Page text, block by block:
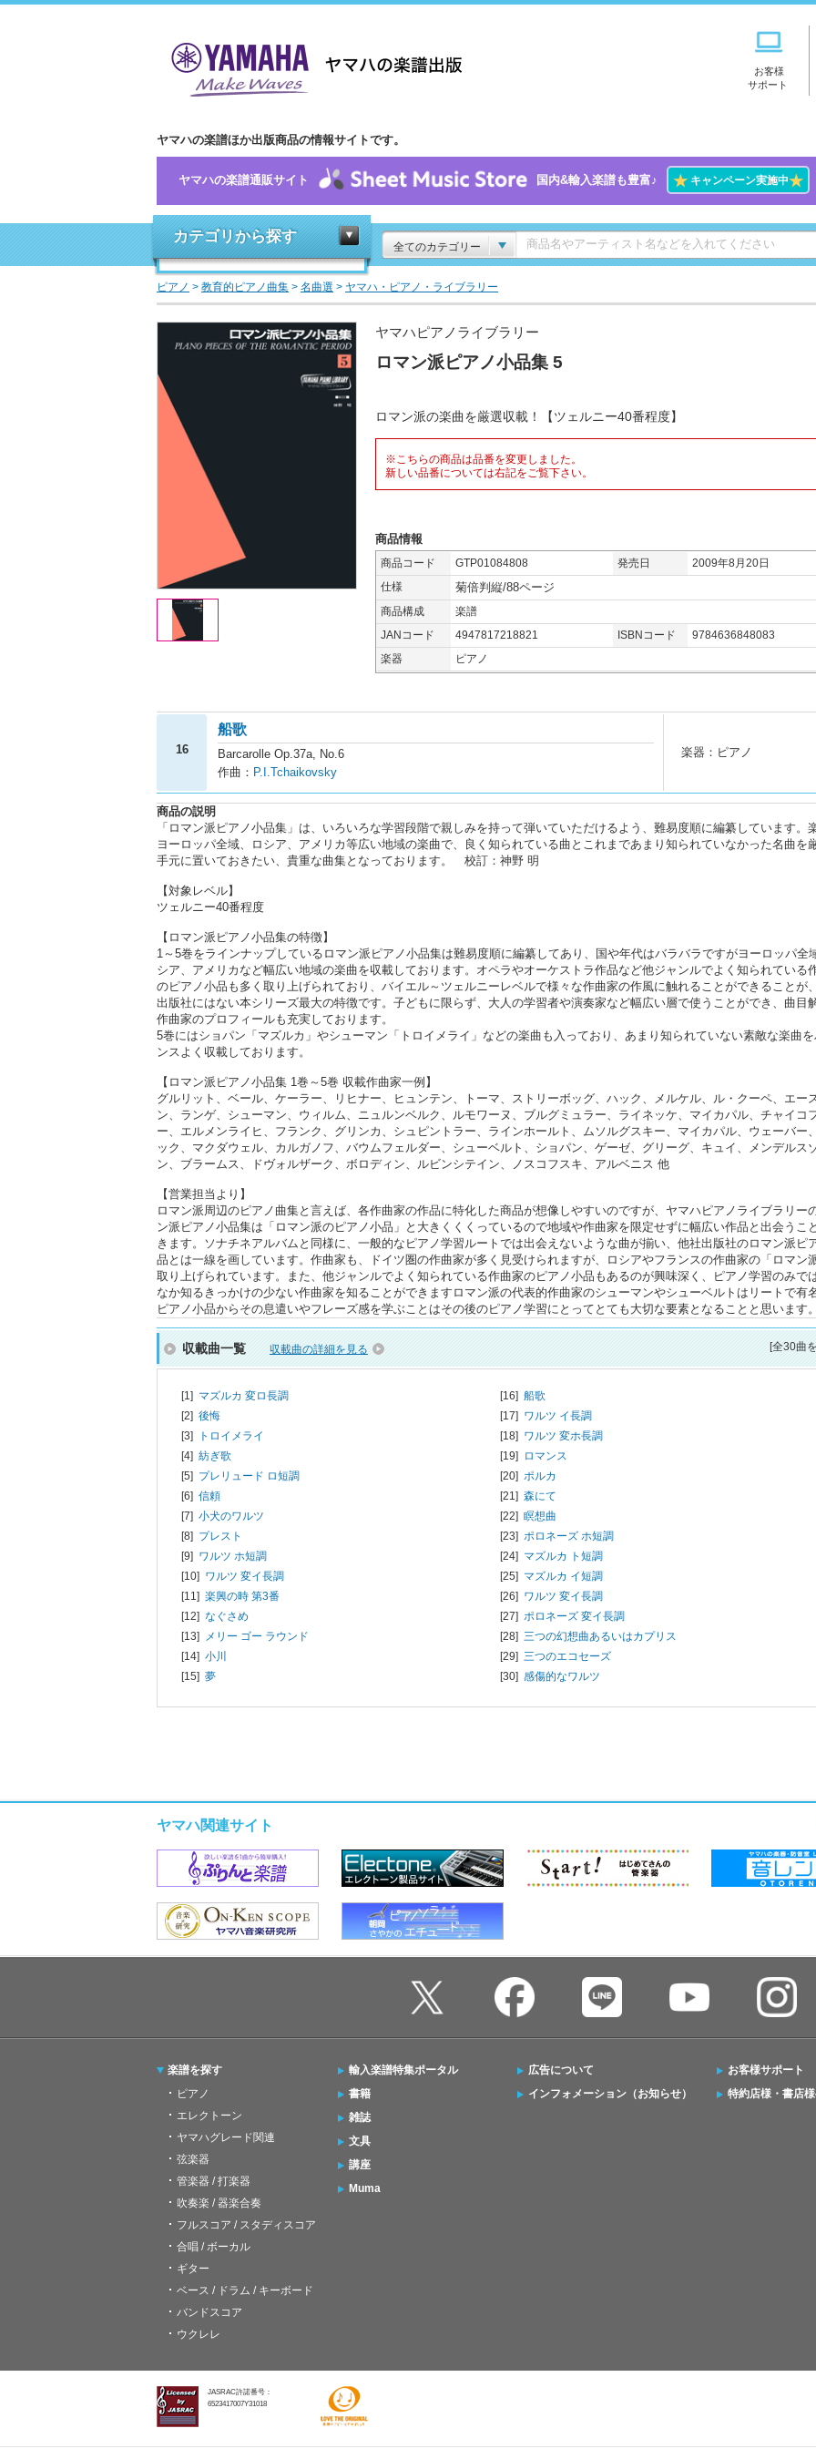
お客様
サポート
ヤマハの楽譜ほか出版商品の情報サイトです。
ヤマハの楽譜通販サイト 国内&輸入楽譜も豊富♪ ★キャンペーン実施中★
カテゴリから探す
全てのカテゴリー
ピアノ > 教育的ピアノ曲集 > 名曲選 > ヤマハ・ピアノ・ライブラリー
ヤマハピアノライブラリー
ロマン派ピアノ小品集 5
ロマン派の楽曲を厳選収載！【ツェルニー40番程度】
※こちらの商品は品番を変更しました。
新しい品番については右記をご覧下さい。
商品情報
商品コード GTP01084808 発売日
2009年8月20日
仕様
菊倍判縦/88ページ
商品構成
楽譜
JANコード
4947817218821 ISBNコード
9784636848083
楽器
ピアノ
16
船歌
Barcarolle Op.37a, No.6
作曲： P.I.Tchaikovsky
楽器：ピアノ
商品の説明
「ロマン派ピアノ小品集」は、いろいろな学習段階で親しみを持って弾いていただけるよう、難易度順に編纂しています。
ヨーロッパ全域、ロシア、アメリカ等広い地域の楽曲で、良く知られている曲とこれまであまり知られていなかった名曲を厳
手元に置いておきたい、貴重な曲集となっております。 校訂：神野 明
【対象レベル】
ツェルニー40番程度
【ロマン派ピアノ小品集の特徴】
1～5巻をラインナップしているロマン派ピアノ小品集は難易度順に編纂してあり、国や年代はバラバラですがヨーロッパ全
シア、アメリカなど幅広い地域の楽曲を収載しております。オペラやオーケストラ作品など他ジャンルでよく知られている
のピアノ小品も多く取り上げられており、バイエル～ツェルニーレベルで様々な作曲家の作風に触れることができることが
出版社にはない本シリーズ最大の特徴です。子どもに限らず、大人の学習者や演奏家など幅広い層で使うことができ、曲目
作曲家のプロフィールも充実しております。
5巻にはショパン「マズルカ」やシューマン「トロイメライ」などの楽曲も入っており、あまり知られていない素敵な楽曲を
ンスよく収載しております。
【ロマン派ピアノ小品集 1巻～5巻 収載作曲家一例】
グルリット、ベール、ケーラー、リヒナー、ヒュンテン、トーマ、ストリーボッグ、ハック、メルケル、ル・クーペ、エー
ン、ランゲ、シューマン、ウィルム、ニュルンベルク、ルモワーヌ、ブルグミュラー、ライネッケ、マイカパル、チャイコ
ー、エルメンライヒ、フランク、グリンカ、シュピントラー、ラインホールト、ムソルグスキー、マイカパル、ウェーバー
ック、マクダウェル、カルガノフ、バウムフェルダー、シューベルト、ショパン、ゲーゼ、グリーグ、キュイ、メンデルス
ン、ブラームス、ドヴォルザーク、ボロディン、ルビンシテイン、ノスコフスキ、アルベニス 他
【営業担当より】
ロマン派周辺のピアノ曲集と言えば、各作曲家の作品に特化した商品が想像しやすいのですが、ヤマハピアノライブラリー
ン派ピアノ小品集は「ロマン派のピアノ小品」と大きくくくっているので地域や作曲家を限定せずに幅広い作品と出会うこ
きます。ソナチネアルバムと同様に、一般的なピアノ学習ルートでは出会えないような曲が揃い、他社出版社のロマン派ピ
品とは一線を画しています。作曲家も、ドイツ圏の作曲家が多く見受けられますが、ロシアやフランスの作曲家の「ロマン
取り上げられています。また、他ジャンルでよく知られている作曲家のピアノ小品もあるのが興味深く、ピアノ学習のみで
なか知るきっかけの少ない作曲家を知ることができますロマン派の代表的作曲家のシューマンやシューベルトはリートで有名
ピアノ小品からその息遣いやフレーズ感を学ぶことはその後のピアノ学習にとってとても大切な要素となることと思います。
収載曲一覧 収載曲の詳細を見る [全30曲
[1] マズルカ 変ロ長調
[2] 後悔
[3]
トロイメライ
[4] 紡ぎ歌
[5] プレリュード ロ短調
[6] 信頼
[7] 小犬のワルツ
[8] プレスト
[9] ワルツ ホ短調
[10] ワルツ 変イ長調
[11] 楽興の時 第3番
[12] なぐさめ
[13] メリー ゴー ラウンド
[14] 小川
[15] 夢
[16] 船歌
[17] ワルツ イ長調
[18] ワルツ 変ホ長調
[19] ロマンス
[20] ポルカ
[21] 森にて
[22] 瞑想曲
[23] ポロネーズ ホ短調
[24] マズルカ ト短調
[25] マズルカ イ短調
[26] ワルツ 変イ長調
[27] ポロネーズ 変イ長調
[28] 三つの幻想曲あるいはカプリス
[29] 三つのエコセーズ
[30] 感傷的なワルツ
ヤマハ関連サイト
楽譜を探す
ピアノ
エレクトーン
ヤマハグレード関連
弦楽器
管楽器 / 打楽器
吹奏楽 / 器楽合奏
フルスコア / スタディスコア
合唱 / ボーカル
ギター
ベース / ドラム / キーボード
バンドスコア
ウクレレ
輸入楽譜特集ポータル
書籍
雑誌
文具
講座
Muma
広告について
インフォメーション（お知らせ）
お客様サポート
特約店様・書店
JASRAC許諾番号：
6523417007Y31018